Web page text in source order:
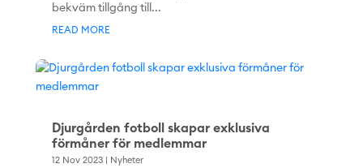
bekväm tillgång till...
READ MORE
Djurgården fotboll skapar exklusiva
förmåner för medlemmar
12 Nov 2023| Nyheter